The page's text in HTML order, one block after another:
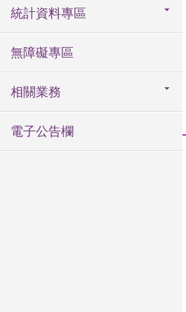
統計資料專區
無障礙專區
相關業務
電子公告欄